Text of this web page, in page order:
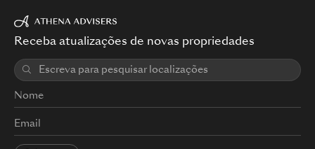
Receba atualizações de novas propriedades